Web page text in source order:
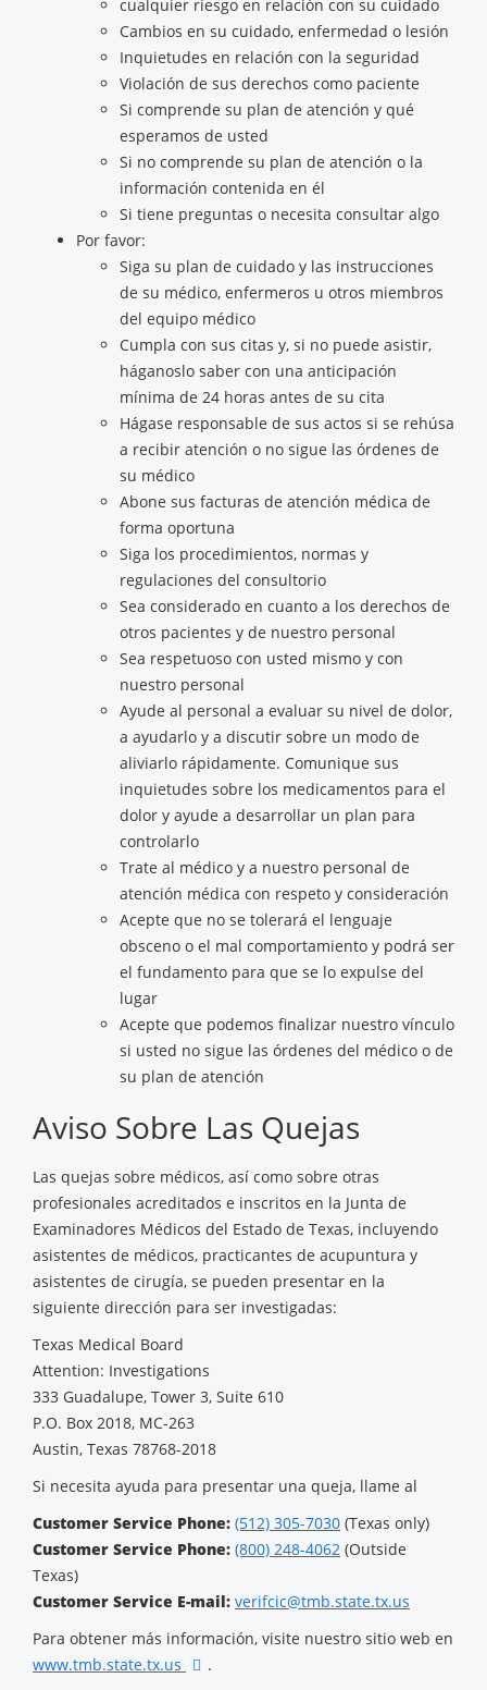
cualquier riesgo en relación con su cuidado
Cambios en su cuidado, enfermedad o lesión
Inquietudes en relación con la seguridad
Violación de sus derechos como paciente
Si comprende su plan de atención y qué
esperamos de usted
Si no comprende su plan de atención o la
información contenida en él
Si tiene preguntas o necesita consultar algo
Por favor:
Siga su plan de cuidado y las instrucciones
de su médico, enfermeros u otros miembros
del equipo médico
Cumpla con sus citas y, si no puede asistir,
háganoslo saber con una anticipación
mínima de 24 horas antes de su cita
Hágase responsable de sus actos si se rehúsa
a recibir atención o no sigue las órdenes de
su médico
Abone sus facturas de atención médica de
forma oportuna
Siga los procedimientos, normas y
regulaciones del consultorio
Sea considerado en cuanto a los derechos de
otros pacientes y de nuestro personal
Sea respetuoso con usted mismo y con
nuestro personal
Ayude al personal a evaluar su nivel de dolor,
a ayudarlo y a discutir sobre un modo de
aliviarlo rápidamente. Comunique sus
inquietudes sobre los medicamentos para el
dolor y ayude a desarrollar un plan para
controlarlo
Trate al médico y a nuestro personal de
atención médica con respeto y consideración
Acepte que no se tolerará el lenguaje
obsceno o el mal comportamiento y podrá ser
el fundamento para que se lo expulse del
lugar
Acepte que podemos finalizar nuestro vínculo
si usted no sigue las órdenes del médico o de
su plan de atención
Aviso Sobre Las Quejas
Las quejas sobre médicos, así como sobre otras
profesionales acreditados e inscritos en la Junta de
Examinadores Médicos del Estado de Texas, incluyendo
asistentes de médicos, practicantes de acupuntura y
asistentes de cirugía, se pueden presentar en la
siguiente dirección para ser investigadas:
Texas Medical Board
Attention: Investigations
333 Guadalupe, Tower 3, Suite 610
P.O. Box 2018, MC-263
Austin, Texas 78768-2018
Si necesita ayuda para presentar una queja, llame al
Customer Service Phone: (512) 305-7030 (Texas only)
Customer Service Phone: (800) 248-4062 (Outside
Texas)
Customer Service E-mail: verifcic@tmb.state.tx.us
Para obtener más información, visite nuestro sitio web en
www.tmb.state.tx.us
.